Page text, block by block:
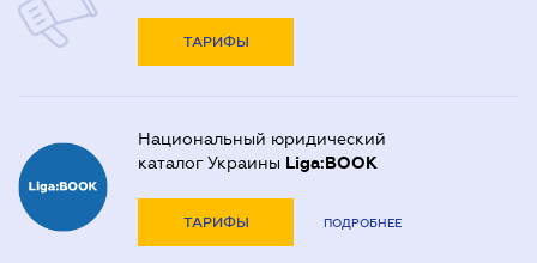
ТАРИФЫ
Национальный юридический
каталог Украины Liga:BOOK
ТАРИФЫ ПОДРОБНЕЕ